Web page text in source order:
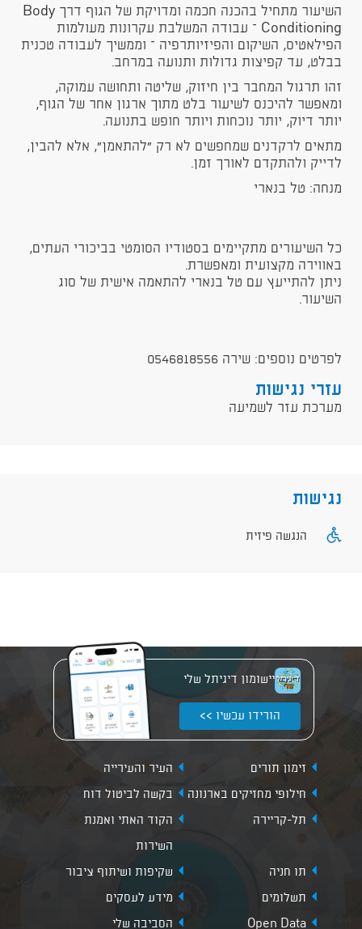
השיעור מתחיל בהכנה חכמה ומדויקת של הגוף דרך Body
Conditioning – עבודה המשלבת עקרונות מעולמות
הפילאטיס, השיקום והפיזיותרפיה – וממשיך לעבודה טכנית
בבלט, עד קפיצות גדולות ותנועה במרחב.
זהו תרגול המחבר בין חיזוק, שליטה ותחושה עמוקה,
ומאפשר להיכנס לשיעור בלט מתוך ארגון אחר של הגוף,
יותר דיוק, יותר נוכחות ויותר חופש בתנועה.
מתאים לרקדנים שמחפשים לא רק “להתאמן”, אלא להבין,
לדייק ולהתקדם לאורך זמן.
מנחה: טל בנארי
כל השיעורים מתקיימים בסטודיו הסומטי בביכורי העתים,
באווירה מקצועית ומאפשרת.
ניתן להתייעץ עם טל בנארי להתאמה אישית של סוג
השיעור.
לפרטים נוספים: שירה 0546818556
עזרי נגישות
מערכת עזר לשמיעה
נגישות
הנגשה פיזית
יישומון דיגיתל שלי
הורידו עכשיו >>
זימון תורים
העיר והעירייה
חילופי מחזיקים בארנונה
בקשה לביטול דוח
תל-קריירה
הקוד האתי ואמנת
השירות
תו חניה
שקיפות ושיתוף ציבור
תשלומים
מידע לעסקים
Open Data
הסביבה שלי